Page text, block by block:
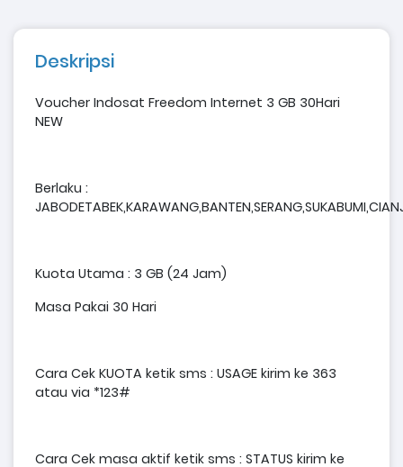
Deskripsi
Voucher Indosat Freedom Internet 3 GB 30Hari
NEW
Berlaku :
Kuota Utama : 3 GB (24 Jam)
Masa Pakai 30 Hari
Cara Cek KUOTA ketik sms : USAGE kirim ke 363
atau via *123#
Cara Cek masa aktif ketik sms : STATUS kirim ke